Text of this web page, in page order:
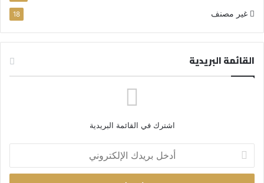
غير مصنف 18
القائمة البريدية
اشترك في القائمة البريدية
خ